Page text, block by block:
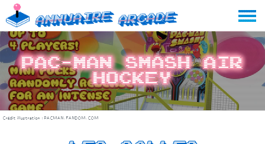
Skip
to
content
Annuaire Arcade
Crédit illustration : PACMAN.FANDOM.COM
Pac-Man Smash Air
Hockey